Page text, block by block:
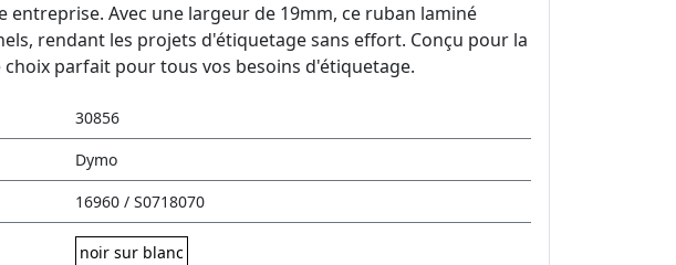
Avec une largeur de 19mm, ce ruban laminé
rendant les projets d'étiquetage sans effort. Conçu pour la
parfait pour tous vos besoins d'étiquetage.
30856
Dymo
16960 / S0718070
noir sur blanc